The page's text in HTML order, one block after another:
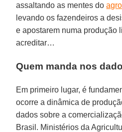
assaltando as mentes do
levando os fazendeiros a
e apostarem numa produção
acreditar…
Quem manda nos
Em primeiro lugar, é
ocorre a dinâmica de
dados sobre a
Brasil. Ministérios da